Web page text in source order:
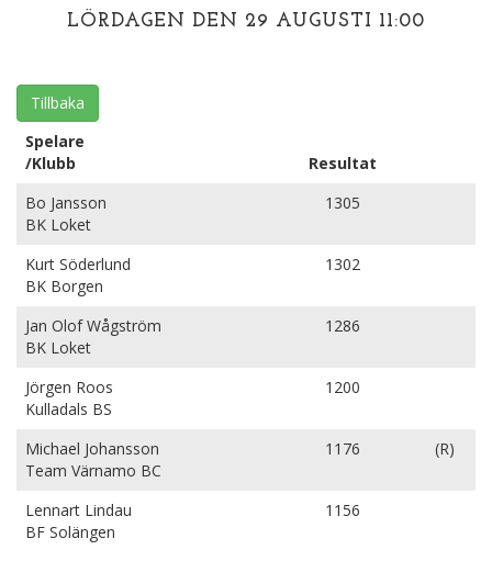
LÖRDAGEN DEN 29 AUGUSTI 11:00
Tillbaka
Spelare
/Klubb
Resultat
Bo Jansson
BK Loket
1305
Kurt Söderlund
BK Borgen
1302
Jan Olof Wågström
BK Loket
1286
Jörgen Roos
Kulladals BS
1200
Michael Johansson
Team Värnamo BC
1176 (R)
Lennart Lindau
BF Solängen
1156